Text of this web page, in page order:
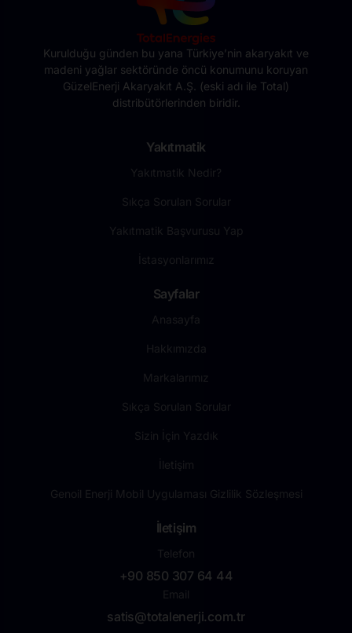
Kurulduğu günden bu yana Türkiye’nin akaryakıt ve
madeni yağlar sektöründe öncü konumunu koruyan
GüzelEnerji Akaryakıt A.Ş. (eski adı ile Total)
distribütörlerinden biridir.
Yakıtmatik
Yakıtmatik Nedir?
Sıkça Sorulan Sorular
Yakıtmatik Başvurusu Yap
İstasyonlarımız
Sayfalar
Anasayfa
Hakkımızda
Markalarımız
Sıkça Sorulan Sorular
Sizin İçin Yazdık
İletişim
Genoil Enerji Mobil Uygulaması Gizlilik Sözleşmesi
İletişim
Telefon
+90 850 307 64 44
Email
satis@totalenerji.com.tr